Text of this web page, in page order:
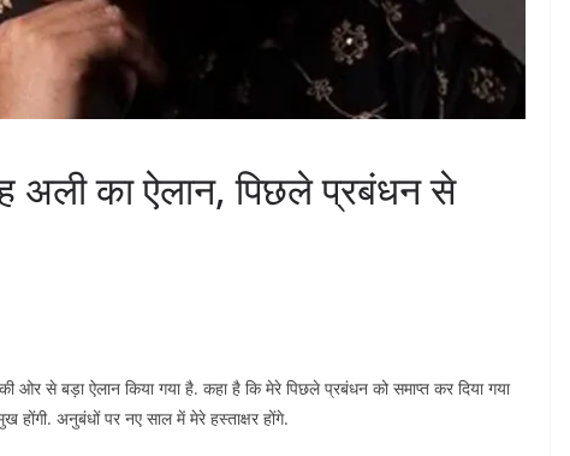
अली का ऐलान, पिछले प्रबंधन से
ओर से बड़ा ऐलान किया गया है. कहा है कि मेरे पिछले प्रबंधन को समाप्त कर दिया गया
अनुबंधों पर नए साल में मेरे हस्ताक्षर होंगे.